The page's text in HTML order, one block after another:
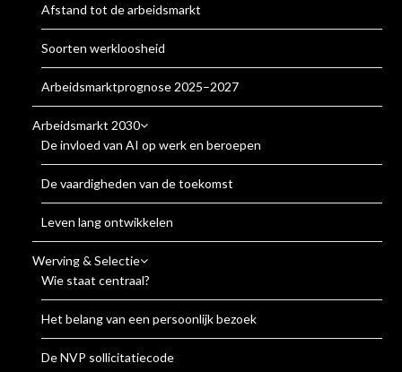
Afstand tot de arbeidsmarkt
Soorten werkloosheid
Arbeidsmarktprognose 2025–2027
Arbeidsmarkt 2030
De invloed van AI op werk en beroepen
De vaardigheden van de toekomst
Leven lang ontwikkelen
Werving & Selectie
Wie staat centraal?
Het belang van een persoonlijk bezoek
De NVP sollicitatiecode